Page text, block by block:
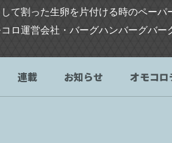
て割った生卵を片付ける時のペーパ
ロ運営会社・バーグハンバーグバー
連載 お知らせ オモコ